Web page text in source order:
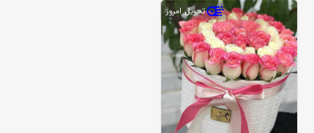
تحویل امروز